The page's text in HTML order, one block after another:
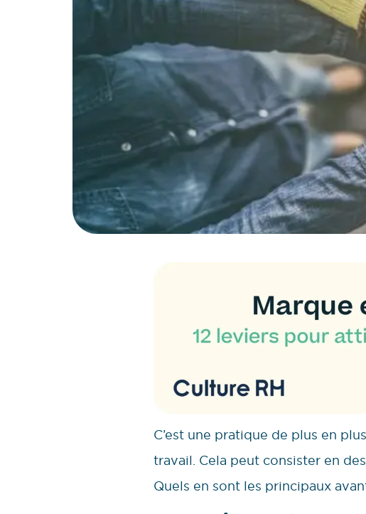
C’est une pratique de plus en
travail. Cela peut consister en
Quels en sont les principaux